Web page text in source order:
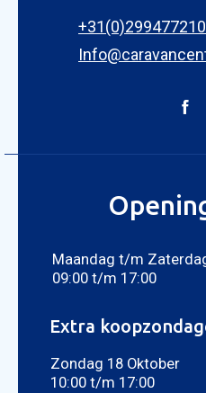
Selecteer uw foto
+31(0)299477210
Maandag t/m
09:00 t/m 17:00
Extra
Zondag 18 Oktober
10:00 t/m 17:00